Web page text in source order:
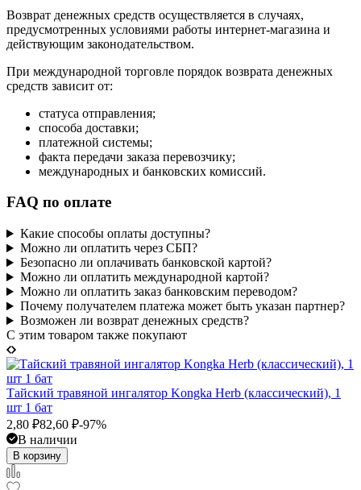
Возврат денежных средств осуществляется в случаях,
предусмотренных условиями работы интернет-магазина и
действующим законодательством.
При международной торговле порядок возврата денежных
средств зависит от:
статуса отправления;
способа доставки;
платежной системы;
факта передачи заказа перевозчику;
международных и банковских комиссий.
FAQ по оплате
Какие способы оплаты доступны?
Можно ли оплатить через СБП?
Безопасно ли оплачивать банковской картой?
Можно ли оплатить международной картой?
Можно ли оплатить заказ банковским переводом?
Почему получателем платежа может быть указан партнер?
Возможен ли возврат денежных средств?
C этим товаром также покупают
Тайский травяной ингалятор Kongka Herb (классический), 1
шт 1 бат
2,80 ₽82,60 ₽-97%
В наличии
В корзину